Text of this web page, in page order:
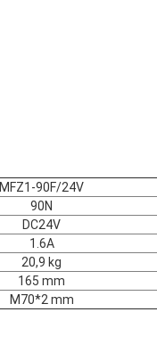
MFZ1-90F/24V
90N
DC24V
1.6A
20,9 kg
165 mm
M70*2 mm